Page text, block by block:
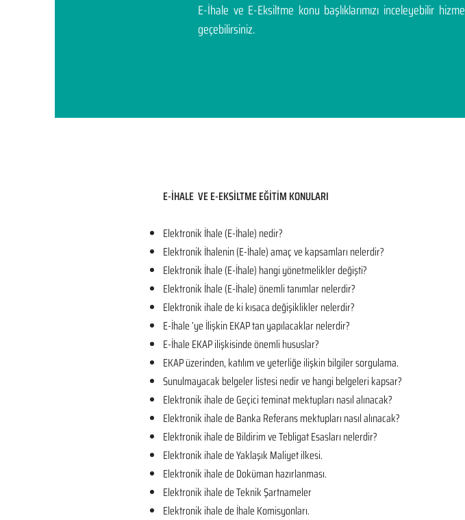
E-İhale ve E-Eksiltme konu başlıklarımızı inceleyebilir
geçebilirsiniz.
E-İHALE VE E-EKSİLTME EĞİTİM KONULARI​
Elektronik İhale (E-İhale) nedir?
Elektronik İhalenin (E-İhale) amaç ve kapsamları nelerdir?
Elektronik İhale (E-İhale) hangi yönetmelikler değişti?
Elektronik İhale (E-İhale) önemli tanımlar nelerdir?
Elektronik ihale de ki kısaca değişiklikler nelerdir?
E-İhale ’ye İlişkin EKAP tan yapılacaklar nelerdir?
E-İhale EKAP ilişkisinde önemli hususlar?
EKAP üzerinden, katılım ve yeterliğe ilişkin bilgiler sorgulama.
Sunulmayacak belgeler listesi nedir ve hangi belgeleri kapsar?
Elektronik ihale de Geçici teminat mektupları nasıl alınacak?
Elektronik ihale de Banka Referans mektupları nasıl alınacak?
Elektronik ihale de Bildirim ve Tebligat Esasları nelerdir?
Elektronik ihale de Yaklaşık Maliyet ilkesi.
Elektronik ihale de Doküman hazırlanması.
Elektronik ihale de Teknik Şartnameler
Elektronik ihale de İhale Komisyonları.